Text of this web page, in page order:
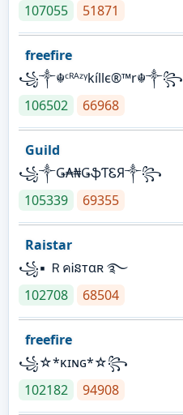
107055
51871
freefire
꧁༒☬ᶜᴿᴬᶻᵞkíllє®™r☬༒꧂
106502
66968
Guild
꧁༒Ǥ₳₦ǤֆƬᏋЯ༒꧂
105339
69355
Raistar
꧁▪ ＲคᎥនтαʀ ࿐
102708
68504
freefire
꧁☆*κɪɴɢ*☆꧂
102182
94908